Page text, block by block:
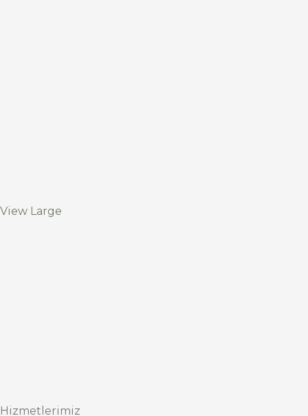
View Large
Hizmetlerimiz